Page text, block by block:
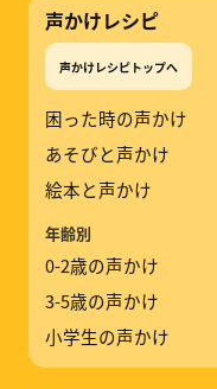
声かけレシピ
声かけレシピトップへ
困った時の声かけ
あそびと声かけ
絵本と声かけ
年齢別
0-2歳の声かけ
3-5歳の声かけ
小学生の声かけ